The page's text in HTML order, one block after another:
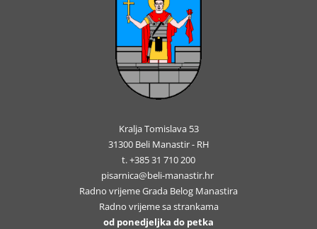
Kralja Tomislava 53
31300 Beli Manastir - RH
t. +385 31 710 200
pisarnica@beli-manastir.hr
Radno vrijeme Grada Belog Manastira
Radno vrijeme sa strankama
od ponedjeljka do petka